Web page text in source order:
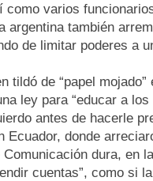
como varios
argentina también
de limitar poderes a
tildó de “papel
ley para “educar a
antes de hacerle
Ecuador, donde
Comunicación dura, en
cuentas”, como si